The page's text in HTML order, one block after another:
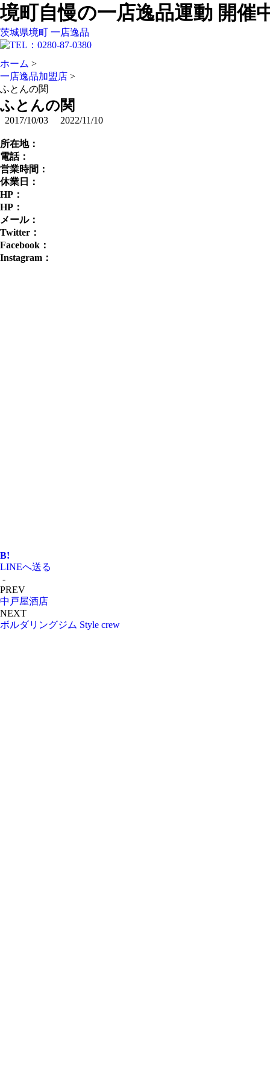
境町自慢の一店逸品運動 開催
茨城県境町 一店逸品
ホーム >
一店逸品加盟店 >
ふとんの関
ふとんの関
2017/10/03 2022/11/10
所在地：
電話：
営業時間：
休業日：
HP：
HP：
メール：
Twitter：
Facebook：
Instagram：
B!
LINEへ送る
-
PREV
中戸屋酒店
NEXT
ボルダリングジム Style crew